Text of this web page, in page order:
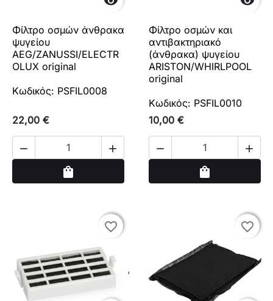
Φίλτρο οσμών άνθρακα
ψυγείου
AEG/ZANUSSI/ELECTR
OLUX original
Κωδικός: PSFIL0008
22,00 €
 
shopping_bag
Φίλτρο οσμών και
αντιβακτηριακό
(άνθρακα) ψυγείου
ARISTON/WHIRLPOOL
original
Κωδικός: PSFIL0010
10,00 €
 
shopping_bag
favorite_border
favorite_border favorite_border
favorite_border